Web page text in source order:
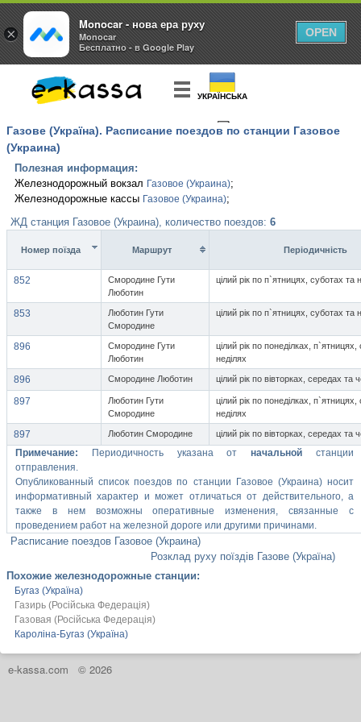
УКРАЇНСЬКА
Газове (Україна). Расписание поездов по станции Газовое
(Украина)
Полезная информация:
Железнодорожный вокзал Газовое (Украина);
Железнодорожные кассы Газовое (Украина);
ЖД станция Газовое (Украина), количество поездов: 6
Номер поїзда Маршрут Перiодичнiсть
852
Смородине Гути
Люботин
цілий рік по п`ятницях, суботах та
853
Люботин Гути
Смородине
цілий рік по п`ятницях, суботах та
896
Смородине Гути
Люботин
цілий рік по понеділках, п`ятницях,
неділях
896 Смородине Люботин цілий рік по вівторках, середах та
897
Люботин Гути
Смородине
цілий рік по понеділках, п`ятницях,
неділях
897 Люботин Смородине цілий рік по вівторках, середах та
Примечание: Периодичность указана отначальной станции
отправления.
Опубликованный список поездов по станции Газовое (Украина) носит
информативный характер и может отличаться от действительного, а
также в нем возможны оперативные изменения, связанные с
проведением работ на железной дороге или другими причинами.
Расписание поездов Газовое (Украина)
Розклад руху поїздів Газове (Україна)
Похожие железнодорожные станции:
Бугаз (Україна)
Газирь (Російська Федерація)
Газовая (Російська Федерація)
Кароліна-Бугаз (Україна)
e-kassa.com © 2026
×
Monocar - нова ера руху
Monocar
Бесплатно - в Google Play
OPEN